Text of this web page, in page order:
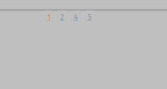
1 2 4 5